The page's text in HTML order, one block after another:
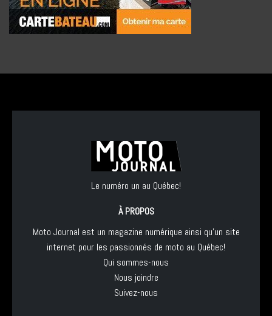
Le numéro un au Québec!
À PROPOS
Moto Journal est un magazine numérique ainsi qu'un site
internet pour les passionnés de moto au Québec!
Qui sommes-nous
Nous joindre
Suivez-nous